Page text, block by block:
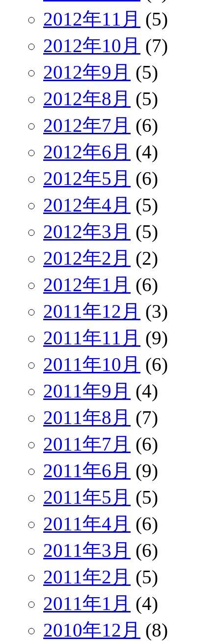
2012年11月 (5)
2012年10月 (7)
2012年9月 (5)
2012年8月 (5)
2012年7月 (6)
2012年6月 (4)
2012年5月 (6)
2012年4月 (5)
2012年3月 (5)
2012年2月 (2)
2012年1月 (6)
2011年12月 (3)
2011年11月 (9)
2011年10月 (6)
2011年9月 (4)
2011年8月 (7)
2011年7月 (6)
2011年6月 (9)
2011年5月 (5)
2011年4月 (6)
2011年3月 (6)
2011年2月 (5)
2011年1月 (4)
2010年12月 (8)